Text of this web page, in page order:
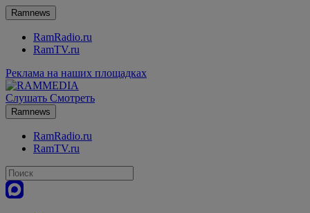
Ramnews
RamRadio.ru
RamTV.ru
Реклама на наших площадках
Слушать Смотреть
Ramnews
RamRadio.ru
RamTV.ru